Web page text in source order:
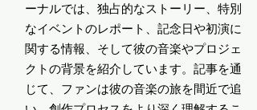
ーナルでは、独占的なストーリー、特別
なイベントのレポート、記念日や初演に
関する情報、そして彼の音楽やプロジェ
クトの背景を紹介しています。記事を通
じて、ファンは彼の音楽の旅を間近で追